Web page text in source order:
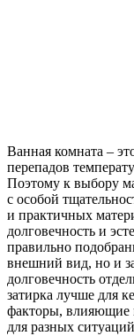
Ванная комната –
перепадов
Поэтому к выбору
с особой
и практичных
долговечность и
правильно
внешний вид, но и
долговечность
затирка лучше для
факторы, влияющие
для разных